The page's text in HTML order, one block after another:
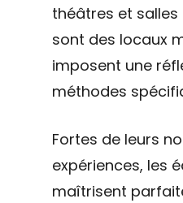
théâtres et
sont des locaux
imposent une
méthodes
Fortes de leurs
expériences, les
maîtrisent